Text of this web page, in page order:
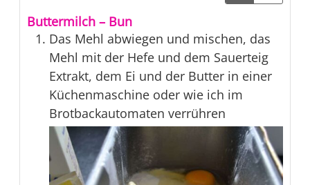
Buttermilch – Bun
Das Mehl abwiegen und mischen, das
Mehl mit der Hefe und dem Sauerteig
Extrakt, dem Ei und der Butter in einer
Küchenmaschine oder wie ich im
Brotbackautomaten verrühren